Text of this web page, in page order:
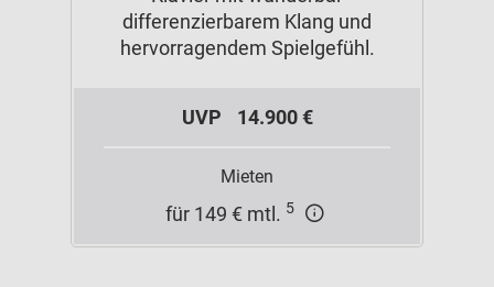
differenzierbarem Klang und
hervorragendem Spielgefühl.
UVP 14.900 €
Mieten
für 149 € mtl. 5